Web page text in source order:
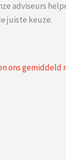
adviseurs
juiste keuze.
ons gemiddeld